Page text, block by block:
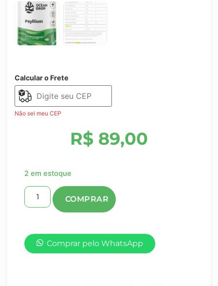
Calcular o Frete
Não sei meu CEP
R$ 89,00
2 em estoque
Comprar pelo WhatsApp